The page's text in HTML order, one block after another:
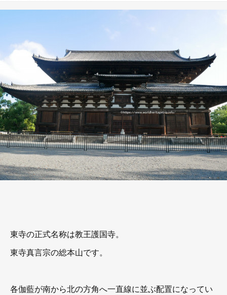
東寺の正式名称は教王護国寺。
東寺真言宗の総本山です。
各伽藍が南から北の方角へ一直線に並ぶ配置になってい